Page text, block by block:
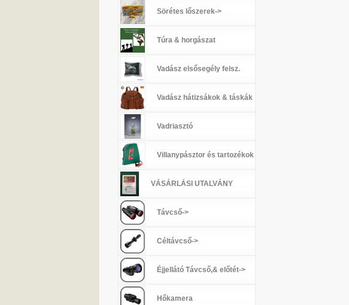
Sörétes lőszerek->
Túra & horgászat
Vadász elsősegély felsz.
Vadász hátizsákok & táskák
Vadriasztó
Villanypásztor és tartozékok
VÁSÁRLÁSI UTALVÁNY
Távcső->
Céltávcső->
Éjjellátó Távcső,& előtét->
Hőkamera